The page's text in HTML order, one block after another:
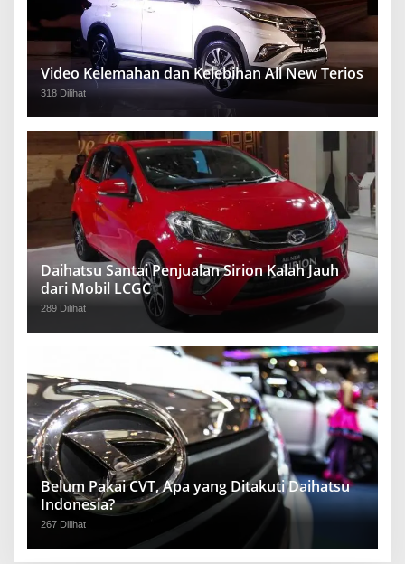
Video Kelemahan dan Kelebihan All New Terios
318 Dilihat
Daihatsu Santai Penjualan Sirion Kalah Jauh
dari Mobil LCGC
289 Dilihat
Belum Pakai CVT, Apa yang Ditakuti Daihatsu
Indonesia?
267 Dilihat